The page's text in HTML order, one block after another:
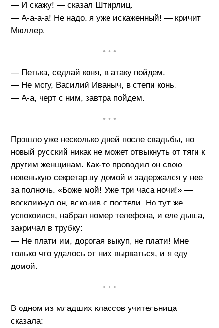
— И скажу! — сказал Штирлиц.
— А-а-а-а! Не надо, я уже искаженный! — кричит
Мюллер.
• • •
— Петька, седлай коня, в атаку пойдем.
— Не могу, Василий Иваныч, в степи конь.
— А-а, черт с ним, завтра пойдем.
• • •
Прошло уже несколько дней после свадьбы, но
новый русский никак не может отвыкнуть от тяги к
другим женщинам. Как-то проводил он свою
новенькую секретаршу домой и задержался у нее
за полночь. «Боже мой! Уже три часа ночи!» —
воскликнул он, вскочив с постели. Но тут же
успокоился, набрал номер телефона, и еле дыша,
закричал в трубку:
— Не плати им, дорогая выкуп, не плати! Мне
только что удалось от них вырваться, и я еду
домой.
• • •
В одном из младших классов учительница
сказала: